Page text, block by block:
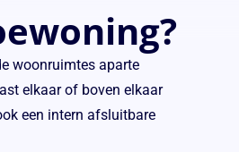
woonruimtes aparte
elkaar of boven elkaar
een intern afsluitbare